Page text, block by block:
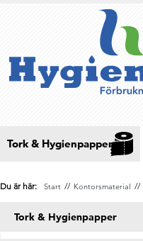
Tork & Hygienpapper
Du är här: Start // Kontorsmaterial //
Tork & Hygienpapper